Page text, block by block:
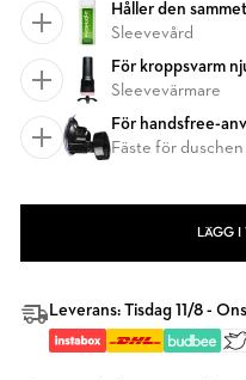
Håller den
Sleevevård
För kroppsvarm
Sleevevärmare
För handsfree-
Fäste för duschen
LÄGG I
Leverans: Tisdag 11/8 -